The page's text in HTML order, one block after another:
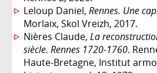
Leloup Daniel, Rennes. Une
Morlaix, Skol Vreizh, 2017.
Nières Claude, La
siècle. Rennes 1720-1760.
Haute-Bretagne, Institut